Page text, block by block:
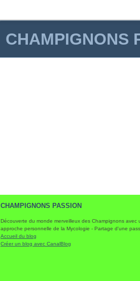
CHAMPIGNONS
CHAMPIGNONS PASSION
Découverte du monde merveilleux des Champignons avec
approche personnelle de la Mycologie - Partage d'une
Accueil du blog
Créer un blog avec CanalBlog